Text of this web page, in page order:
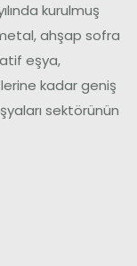
kurulmuş
ahşap sofra
eşya,
kadar geniş
sektörünün